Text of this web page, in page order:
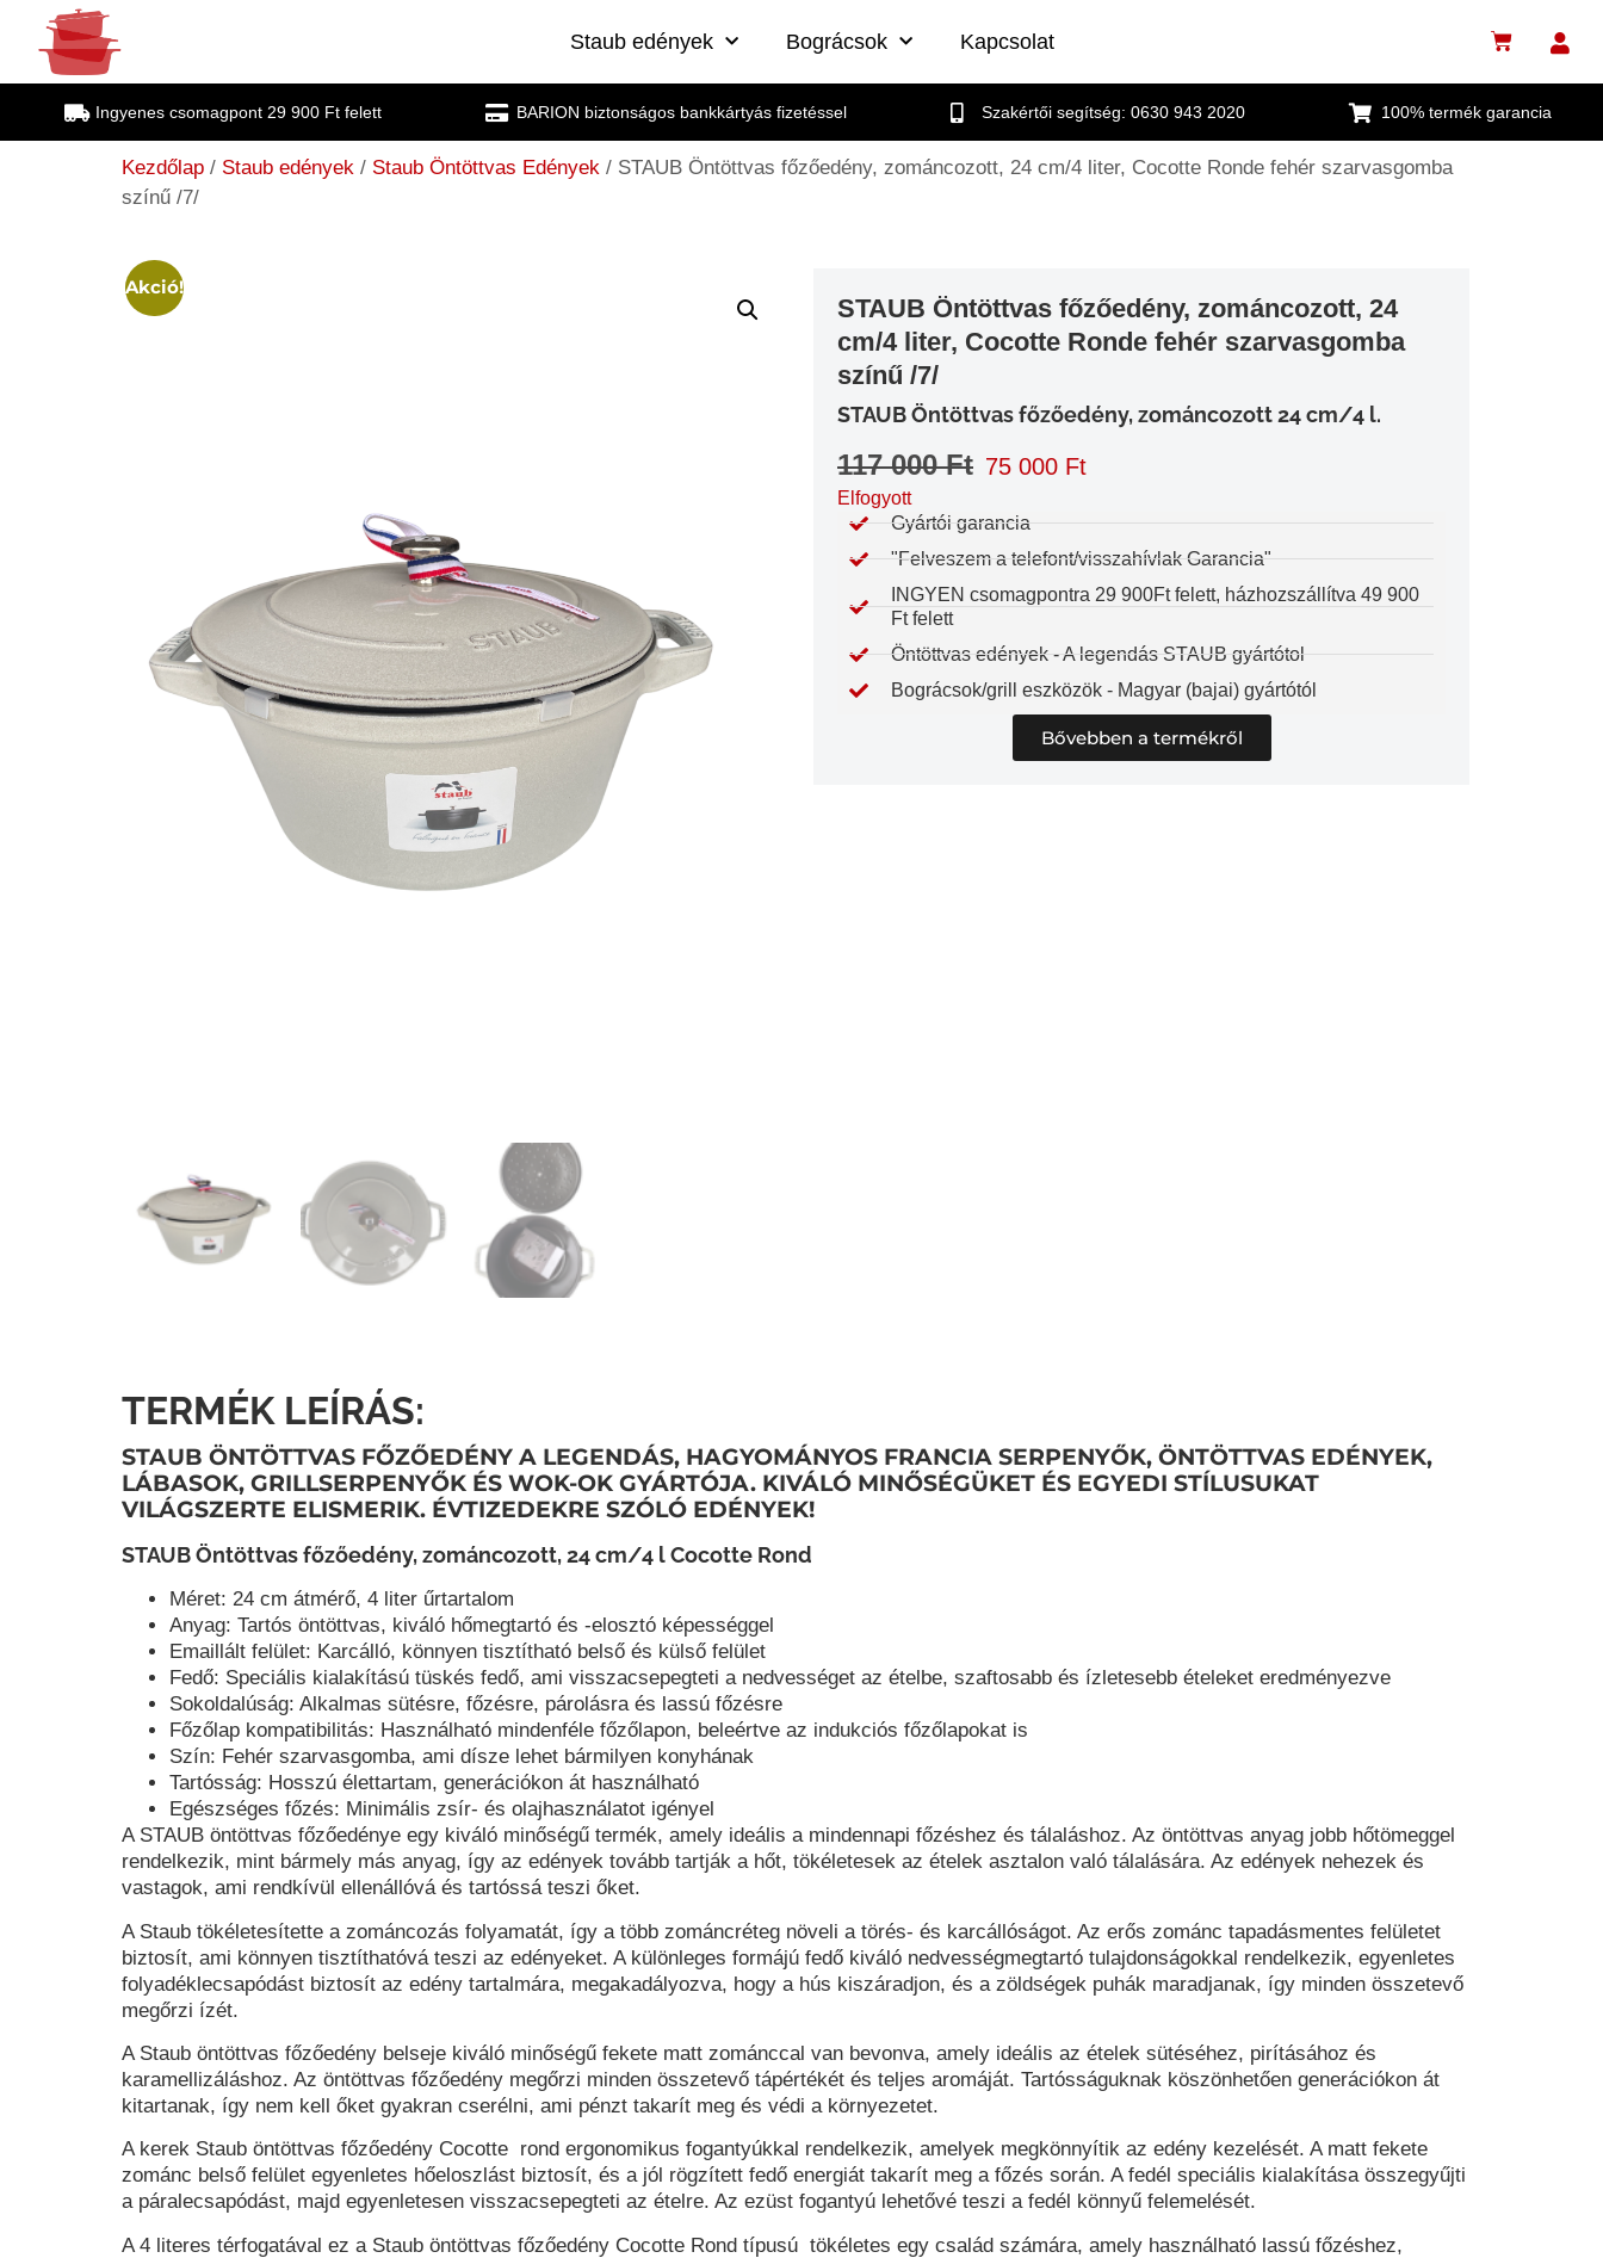
Staub edények Bográcsok Kapcsolat
Ingyenes csomagpont 29 900 Ft felett BARION biztonságos bankkártyás fizetéssel Szakértői segítség: 0630 943 2020 100% termék garancia
Kezdőlap / Staub edények / Staub Öntöttvas Edények / STAUB Öntöttvas főzőedény, zománcozott, 24 cm/4 liter, Cocotte Ronde fehér szarvasgomba
színű /7/
Akció!
STAUB Öntöttvas főzőedény, zománcozott, 24
cm/4 liter, Cocotte Ronde fehér szarvasgomba
színű /7/
STAUB Öntöttvas főzőedény, zománcozott 24 cm/4 l.
117 000Ft 75 000 Ft
Elfogyott
Gyártói garancia​
"Felveszem a telefont/visszahívlak Garancia"
INGYEN csomagpontra 29 900Ft felett, házhozszállítva 49 900
Ft felett
Öntöttvas edények - A legendás STAUB gyártótol
Bográcsok/grill eszközök - Magyar (bajai) gyártótól
Bővebben a termékről
TERMÉK LEÍRÁS:
STAUB ÖNTÖTTVAS FŐZŐEDÉNY A LEGENDÁS, HAGYOMÁNYOS FRANCIA SERPENYŐK, ÖNTÖTTVAS EDÉNYEK,
LÁBASOK, GRILLSERPENYŐK ÉS WOK-OK GYÁRTÓJA. KIVÁLÓ MINŐSÉGÜKET ÉS EGYEDI STÍLUSUKAT
VILÁGSZERTE ELISMERIK. ÉVTIZEDEKRE SZÓLÓ EDÉNYEK!
STAUB Öntöttvas főzőedény, zománcozott, 24 cm/4 l Cocotte Rond
Méret: 24 cm átmérő, 4 liter űrtartalom
Anyag: Tartós öntöttvas, kiváló hőmegtartó és -elosztó képességgel
Emaillált felület: Karcálló, könnyen tisztítható belső és külső felület
Fedő: Speciális kialakítású tüskés fedő, ami visszacsepegteti a nedvességet az ételbe, szaftosabb és ízletesebb ételeket eredményezve
Sokoldalúság: Alkalmas sütésre, főzésre, párolásra és lassú főzésre
Főzőlap kompatibilitás: Használható mindenféle főzőlapon, beleértve az indukciós főzőlapokat is
Szín: Fehér szarvasgomba, ami dísze lehet bármilyen konyhának
Tartósság: Hosszú élettartam, generációkon át használható
Egészséges főzés: Minimális zsír- és olajhasználatot igényel
A STAUB öntöttvas főzőedénye egy kiváló minőségű termék, amely ideális a mindennapi főzéshez és tálaláshoz. Az öntöttvas anyag jobb hőtömeggel
rendelkezik, mint bármely más anyag, így az edények tovább tartják a hőt, tökéletesek az ételek asztalon való tálalására. Az edények nehezek és
vastagok, ami rendkívül ellenállóvá és tartóssá teszi őket.
A Staub tökéletesítette a zománcozás folyamatát, így a több zománcréteg növeli a törés- és karcállóságot. Az erős zománc tapadásmentes felületet
biztosít, ami könnyen tisztíthatóvá teszi az edényeket. A különleges formájú fedő kiváló nedvességmegtartó tulajdonságokkal rendelkezik, egyenletes
folyadéklecsapódást biztosít az edény tartalmára, megakadályozva, hogy a hús kiszáradjon, és a zöldségek puhák maradjanak, így minden összetevő
megőrzi ízét.
A Staub öntöttvas főzőedény belseje kiváló minőségű fekete matt zománccal van bevonva, amely ideális az ételek sütéséhez, pirításához és
karamellizáláshoz. Az öntöttvas főzőedény megőrzi minden összetevő tápértékét és teljes aromáját. Tartósságuknak köszönhetően generációkon át
kitartanak, így nem kell őket gyakran cserélni, ami pénzt takarít meg és védi a környezetet.
A kerek Staub öntöttvas főzőedény Cocotte rond ergonomikus fogantyúkkal rendelkezik, amelyek megkönnyítik az edény kezelését. A matt fekete
zománc belső felület egyenletes hőeloszlást biztosít, és a jól rögzített fedő energiát takarít meg a főzés során. A fedél speciális kialakítása összegyűjti
a páralecsapódást, majd egyenletesen visszacsepegteti az ételre. Az ezüst fogantyú lehetővé teszi a fedél könnyű felemelését.
A 4 literes térfogatával ez a Staub öntöttvas főzőedény Cocotte Rond típusú tökéletes egy család számára, amely használható lassú főzéshez,